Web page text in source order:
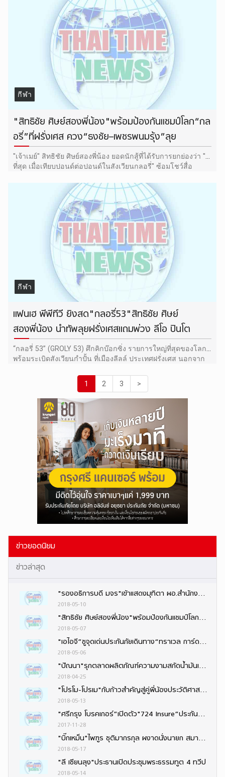
กีฬา
"สิทธิชัย ศิษย์สองพี่น้อง"พร้อมป้องกันแชมป์โลก“กล
อรี่”ที่ฝรั่งเศส ควง“ธงชัย–เพชรพนมรุ้ง”ลุย
''เจ้าเมย์'' สิทธิชัย ศิษย์สองพี่น้อง ยอดนักสู้ที่ได้รับการยกย่องว่า ''ดี
ที่สุด เมื่อเทียบปอนด์ต่อปอนด์ในสังเวียนกลอรี่'' ซ้อมโชว์สื่อ
แชมป์โลก ''กลอรี่'' คิกบ็อกซิ่ง กับ ไทจานี่ เบซตาตี้ จากโมร็อกโก
กีฬา
แฟนเฮ พีพีทีวี ยิงสด"กลอรี่53"สิทธิชัย ศิษย์
สองพี่น้อง นำทัพลุยฝรั่งเศสแถมพ่วง ลีโอ ปินโต
“กลอรี่ 53” (GROLY 53) ศึกคิกบ๊อกซิ่ง รายการใหญ่ที่สุดของโลก
พร้อมระเบิดสังเวียนกำปั้น ที่เมืองลีลล์ ประเทศฝรั่งเศส นอกจาก
1
2 3 >
ข่าวยอดนิยม
ข่าวล่าสุด
"รองอธิการบดี มจร"เข้าแสดงมุทิตา ผอ.สำนักงานพระพุทธศาสนาจังหวัดนนทบุรีคนใหม่
2018-05-10
"สิทธิชัย ศิษย์สองพี่น้อง"พร้อมป้องกันแชมป์โลก“กลอรี่”ที่ฝรั่งเศส ควง“ธงชัย–เพชรพนมรุ้ง”ลุย
2018-05-07
"เอไอจี”ชูจุดเด่นประกันภัยเดินทาง“ทราเวล การ์ด”นำความโดดเด่น4ด้าน
2018-05-06
"ปัณนา"รุกตลาดผลิตภัณฑ์ความงามสกัดน้ำมันเสาวรส พัฒนาเป็น "ผลิตภัณฑ์บำรุงผิว"
2018-04-25
"โปรโม-โปรเม"กับก้าวสำคัญสู่คู่พี่น้องประวัติศาสตร์ LPGA
2018-05-13
"ศรีกรุง โบรคเกอร์”เปิดตัว"724 Insure”ประกันออนไลน์ง่าย ๆ 24 ชั่วโมง ตอบรับไลฟ์สไตล์ยุคดิจิทัล
2017-11-28
"บิ๊กเหม็น"ไพฑูร ชุติมากรกุล ผงาดนั่งนายก สมาคมนักข่าวช่างภาพกีฬาฯ สมัยที่ 6 ติดต่อกัน
2018-05-17
"ลี เซียนลุง"ประธานเปิดประชุมพระธรรมทูต 4 ทวีป
2018-05-14